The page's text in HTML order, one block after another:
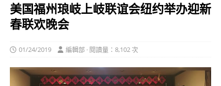
美国福州琅岐上岐联谊会纽约举办迎新
春联欢晚会
01/24/2019 編輯部 · 閱讀量：8,102 次